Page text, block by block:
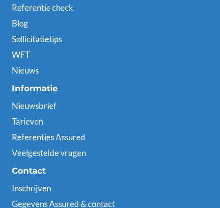
Referentie check
Blog
Sollicitatietips
WFT
Nieuws
Informatie
Nieuwsbrief
Tarieven
Referenties Assured
Veelgestelde vragen
Contact
Inschrijven
Gegevens Assured & contact